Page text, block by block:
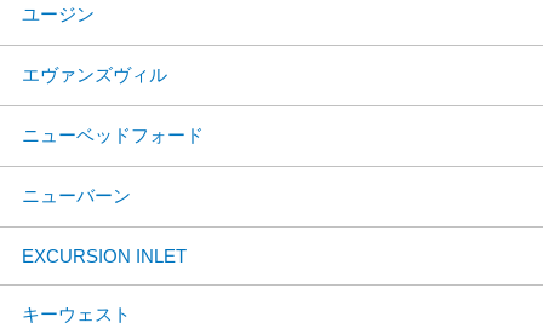
ユージン
エヴァンズヴィル
ニューベッドフォード
ニューバーン
EXCURSION INLET
キーウェスト